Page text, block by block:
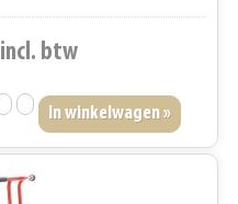
incl. btw